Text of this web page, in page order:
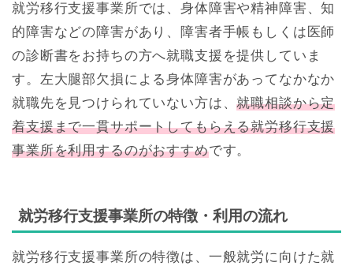
就労移行支援事業所では、身体障害や精神障害、知
的障害などの障害があり、障害者手帳もしくは医師
の診断書をお持ちの方へ就職支援を提供していま
す。左大腿部欠損による身体障害があってなかなか
就職先を見つけられていない方は、就職相談から定
着支援まで一貫サポートしてもらえる就労移行支援
事業所を利用するのがおすすめです。
就労移行支援事業所の特徴・利用の流れ
就労移行支援事業所の特徴は、一般就労に向けた就